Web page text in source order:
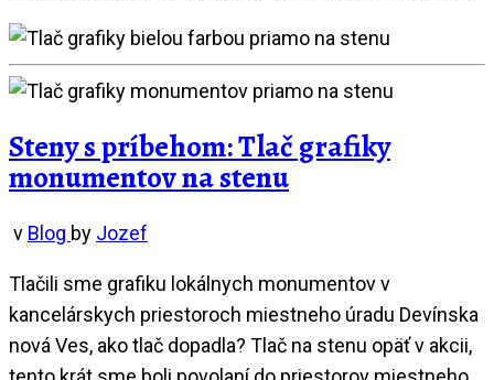
Steny s príbehom: Tlač grafiky
monumentov na stenu
v Blog by Jozef
Tlačili sme grafiku lokálnych monumentov v
kancelárskych priestoroch miestneho úradu Devínska
nová Ves, ako tlač dopadla? Tlač na stenu opäť v akcii,